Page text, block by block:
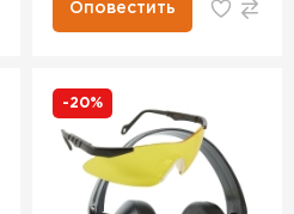
Оповестить
-20%